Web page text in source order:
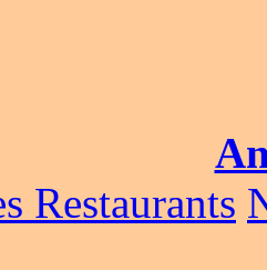
Restaurants